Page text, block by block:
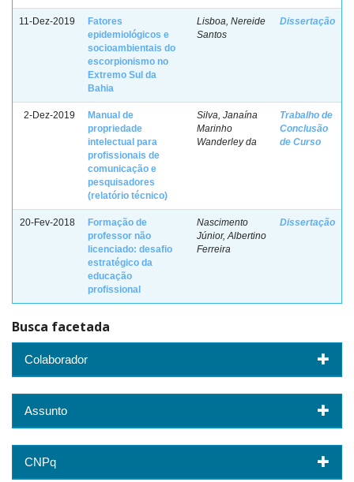
11-Dez-2019
Fatores
epidemiológicos e
socioambientais do
escorpionismo no
Extremo Sul da
Bahia
Lisboa, Nereide
Santos
Dissertação
2-Dez-2019
Manual de
propriedade
intelectual para
profissionais de
comunicação e
pesquisadores
(relatório técnico)
Silva, Janaína
Marinho
Wanderley da
Trabalho de
Conclusão
de Curso
20-Fev-2018
Formação de
professor não
licenciado: desafio
estratégico da
educação
profissional
Nascimento
Júnior, Albertino
Ferreira
Dissertação
Busca facetada
Colaborador
Assunto
CNPq